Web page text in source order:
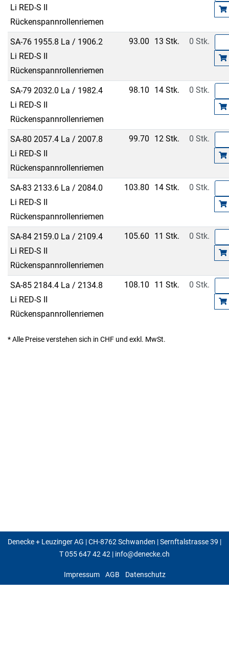
Li RED-S II
Rückenspannrollenriemen
SA-76 1955.8 La / 1906.2
Li RED-S II
Rückenspannrollenriemen
93.00 13 Stk. 0 Stk.
SA-79 2032.0 La / 1982.4
Li RED-S II
Rückenspannrollenriemen
98.10 14 Stk. 0 Stk.
SA-80 2057.4 La / 2007.8
Li RED-S II
Rückenspannrollenriemen
99.70 12 Stk. 0 Stk.
SA-83 2133.6 La / 2084.0
Li RED-S II
Rückenspannrollenriemen
103.80 14 Stk. 0 Stk.
SA-84 2159.0 La / 2109.4
Li RED-S II
Rückenspannrollenriemen
105.60 11 Stk. 0 Stk.
SA-85 2184.4 La / 2134.8
Li RED-S II
Rückenspannrollenriemen
108.10 11 Stk. 0 Stk.
* Alle Preise verstehen sich in CHF und exkl. MwSt.
Denecke + Leuzinger AG | CH-8762 Schwanden | Sernftalstrasse 39 |
T055 647 42 42 | info@denecke.ch
Impressum AGB Datenschutz